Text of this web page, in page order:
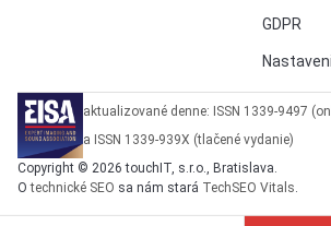
GDPR
aktualizované denne: ISSN 1339-9497
a ISSN 1339-939X (tlačené vydanie)
Copyright © 2026 touchIT, s.r.o., Bratislava.
Otechnické SEO sa nám stará TechSEO Vitals.